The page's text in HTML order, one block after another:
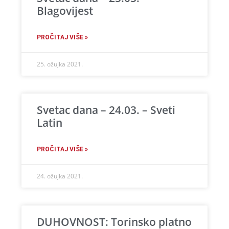
Blagovijest
PROČITAJ VIŠE »
25. ožujka 2021.
Svetac dana – 24.03. – Sveti
Latin
PROČITAJ VIŠE »
24. ožujka 2021.
DUHOVNOST: Torinsko platno